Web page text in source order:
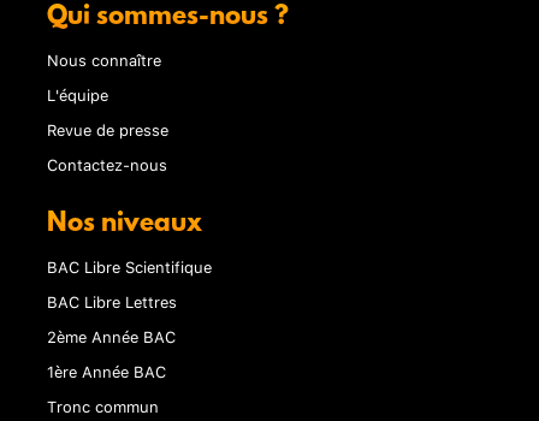
Qui sommes-nous ?
Nous connaître
L'équipe
Revue de presse
Contactez-nous
Nos niveaux
BAC Libre Scientifique
BAC Libre Lettres
2ème Année BAC
1ère Année BAC
Tronc commun